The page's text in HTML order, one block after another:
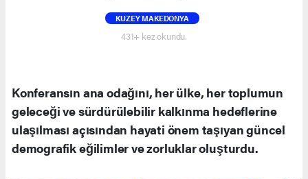
KUZEY MAKEDONYA
431+ kez okundu.
Konferansın ana odağını, her ülke, her toplumun
geleceği ve sürdürülebilir kalkınma hedeflerine
ulaşılması açısından hayati önem taşıyan güncel
demografik eğilimler ve zorluklar oluşturdu.